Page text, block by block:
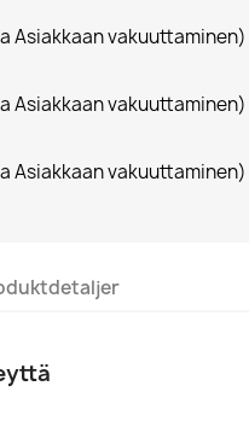
Asiakkaan vakuuttaminen)
Asiakkaan vakuuttaminen)
Asiakkaan vakuuttaminen)